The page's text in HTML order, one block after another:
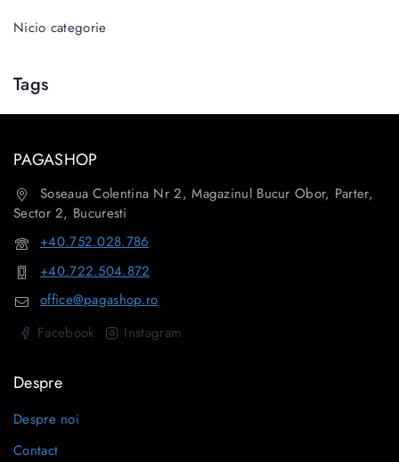
Nicio categorie
Tags
PAGASHOP
Soseaua Colentina Nr 2, Magazinul Bucur Obor, Parter,
Sector 2, Bucuresti
+40.752.028.786
+40.722.504.872
office@pagashop.ro
Facebook
Instagram
Despre
Despre noi
Contact